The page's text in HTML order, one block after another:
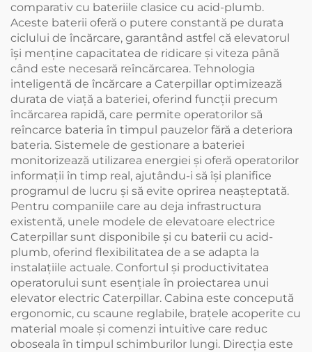
comparativ cu bateriile clasice cu acid-plumb.
Aceste baterii oferă o putere constantă pe durata
ciclului de încărcare, garantând astfel că elevatorul
își menține capacitatea de ridicare și viteza până
când este necesară reîncărcarea. Tehnologia
inteligentă de încărcare a Caterpillar optimizează
durata de viață a bateriei, oferind funcții precum
încărcarea rapidă, care permite operatorilor să
reîncarce bateria în timpul pauzelor fără a deteriora
bateria. Sistemele de gestionare a bateriei
monitorizează utilizarea energiei și oferă operatorilor
informații în timp real, ajutându-i să își planifice
programul de lucru și să evite oprirea neașteptată.
Pentru companiile care au deja infrastructura
existentă, unele modele de elevatoare electrice
Caterpillar sunt disponibile și cu baterii cu acid-
plumb, oferind flexibilitatea de a se adapta la
instalațiile actuale. Confortul și productivitatea
operatorului sunt esențiale în proiectarea unui
elevator electric Caterpillar. Cabina este concepută
ergonomic, cu scaune reglabile, brațele acoperite cu
material moale și comenzi intuitive care reduc
oboseala în timpul schimburilor lungi. Direcția este